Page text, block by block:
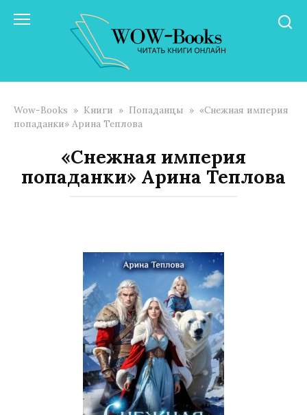
Wow-Books » Книги » Попаданцы » «Снежная империя
попаданки» Арина Теплова
«Снежная империя
попаданки» Арина Теплова